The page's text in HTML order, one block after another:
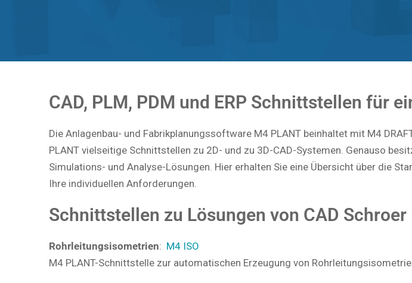
CAD, PLM, PDM und ERP Schnittstellen für
Die Anlagenbau- und Fabrikplanungssoftware M4 PLANT beinhaltet mit M4
PLANT vielseitige Schnittstellen zu 2D- und zu 3D-CAD-Systemen. Genauso
Simulations- und Analyse-Lösungen. Hier erhalten Sie eine Übersicht über die
Ihre individuellen Anforderungen.
Schnittstellen zu Lösungen von CAD Schroer
Rohrleitungsisometrien: M4 ISO
M4 PLANT-Schnittstelle zur automatischen Erzeugung von